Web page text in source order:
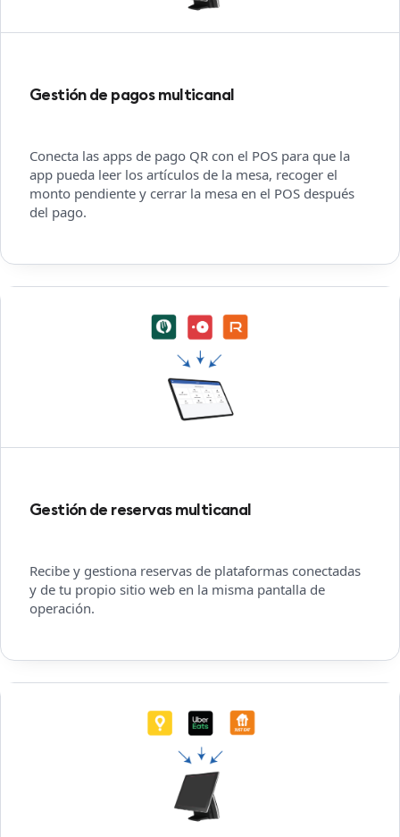
Gestión de pagos multicanal
Conecta las apps de pago QR con el POS para que la
app pueda leer los artículos de la mesa, recoger el
monto pendiente y cerrar la mesa en el POS después
del pago.
Gestión de reservas multicanal
Recibe y gestiona reservas de plataformas conectadas
y de tu propio sitio web en la misma pantalla de
operación.